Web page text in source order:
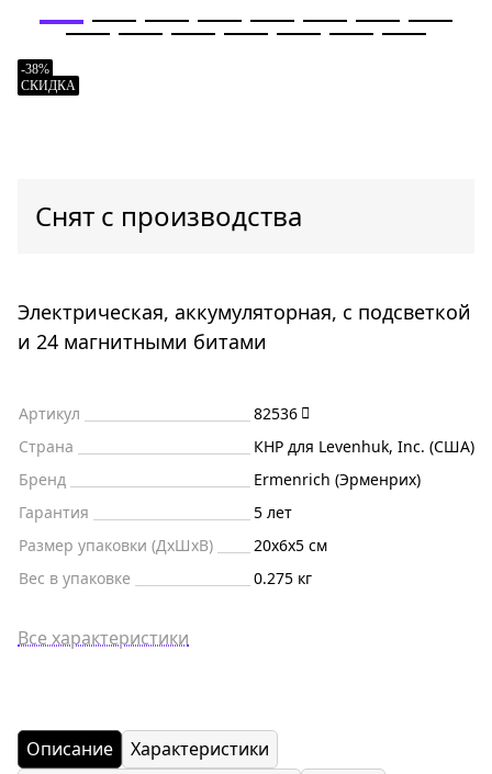
-38%
СКИДКА
Электрическая, аккумуляторная, с подсветкой
и 24 магнитными битами
Снят с производства
Артикул
82536
Страна
КНР для Levenhuk, Inc. (США)
Бренд
Ermenrich (Эрменрих)
Гарантия
5 лет
Размер упаковки (ДxШxВ)
20x6x5 см
Вес в упаковке
0.275 кг
Все характеристики
Описание
Характеристики